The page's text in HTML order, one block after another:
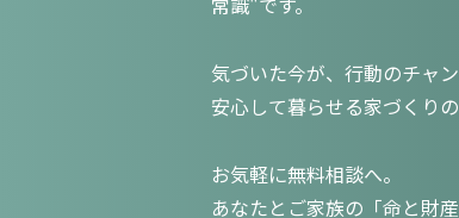
気づいた今が、行動のチャン
安心して暮らせる家づくり
お気軽に無料相談へ。
あなたとご家族の「命と財産